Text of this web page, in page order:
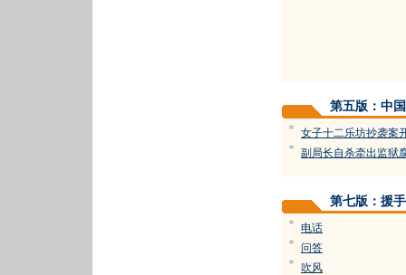
第五版：中
= 女子十二乐坊抄袭案
= 副局长自杀牵出监狱
第七版：援手
= 电话
= 问答
= 吹风